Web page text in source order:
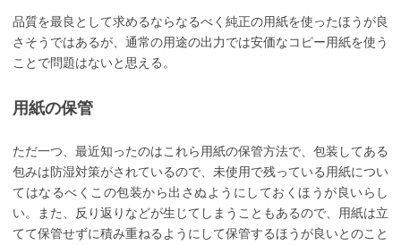
品質を最良として求めるならなるべく純正の用紙を使ったほうが良
さそうではあるが、通常の用途の出力では安価なコピー用紙を使う
ことで問題はないと思える。
用紙の保管
ただ一つ、最近知ったのはこれら用紙の保管方法で、包装してある
包みは防湿対策がされているので、未使用で残っている用紙につい
てはなるべくこの包装から出さぬようにしておくほうが良いらし
い。また、反り返りなどが生じてしまうこともあるので、用紙は立
てて保管せずに積み重ねるようにして保管するほうが良いとのこと